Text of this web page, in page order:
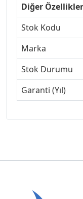
Diğer Özellikler
Stok Kodu
Marka
Stok Durumu
Garanti (Yıl)